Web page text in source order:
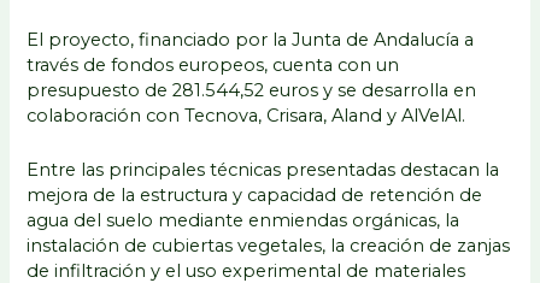
El proyecto, financiado por la Junta de Andalucía a
través de fondos europeos, cuenta con un
presupuesto de 281.544,52 euros y se desarrolla en
colaboración con Tecnova, Crisara, Aland y AlVelAl.
Entre las principales técnicas presentadas destacan la
mejora de la estructura y capacidad de retención de
agua del suelo mediante enmiendas orgánicas, la
instalación de cubiertas vegetales, la creación de zanjas
de infiltración y el uso experimental de materiales